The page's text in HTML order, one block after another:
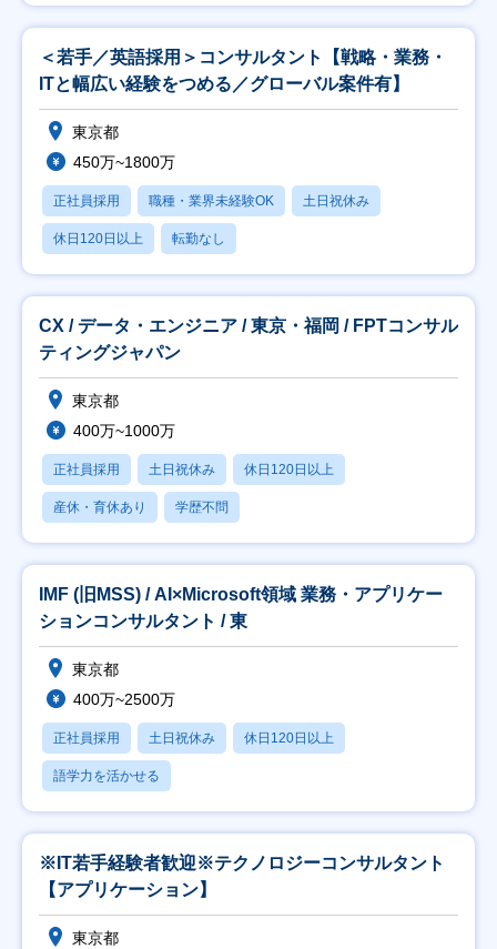
＜若手／英語採用＞コンサルタント【戦略・業務・
ITと幅広い経験をつめる／グローバル案件有】
東京都
450万~1800万
正社員採用 職種・業界未経験OK 土日祝休み
休日120日以上 転勤なし
CX / データ・エンジニア / 東京・福岡 / FPTコンサル
ティングジャパン
東京都
400万~1000万
正社員採用 土日祝休み 休日120日以上
産休・育休あり 学歴不問
IMF (旧MSS) / AI×Microsoft領域 業務・アプリケー
ションコンサルタント / 東
東京都
400万~2500万
正社員採用 土日祝休み 休日120日以上
語学力を活かせる
※IT若手経験者歓迎※テクノロジーコンサルタント
【アプリケーション】
東京都